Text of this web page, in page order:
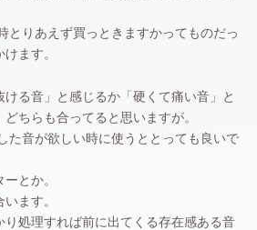
とりあえず買っときますかってものだっ
ます。
ける音」と感じるか「硬くて痛い音」と
ちらも合ってると思いますが。
た音が欲しい時に使うととっても良いで
とか。
ます。
り処理すれば前に出てくる存在感ある音